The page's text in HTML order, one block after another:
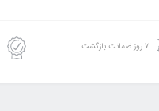
۷ روز ضمانت بازگشت